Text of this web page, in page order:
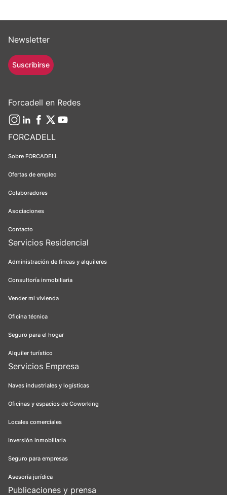
FORCADELL
Sobre FORCADELL
Ofertas de empleo
Colaboradores
Asociaciones
Contacto
Servicios Residencial
Administración de fincas y alquileres
Consultoría inmobiliaria
Vender mi vivienda
Oficina técnica
Seguro para el hogar
Alquiler turístico
Servicios Empresa
Naves industriales y logísticas
Oficinas y espacios de Coworking
Locales comerciales
Inversión inmobiliaria
Seguro para empresas
Asesoría jurídica
Publicaciones y prensa
Newsletter
Suscribirse
Forcadell en Redes